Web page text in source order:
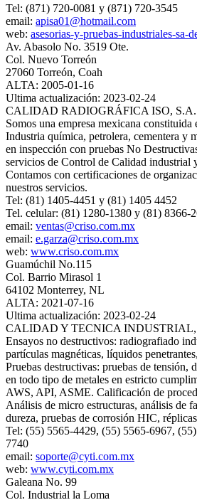
Tel: (871) 720-0081 y (871) 720-3545
email: apisa01@hotmail.com
web: asesorias-y-pruebas-industriales-sa-
Av. Abasolo No. 3519 Ote.
Col. Nuevo Torreón
27060 Torreón, Coah
ALTA: 2005-01-16
Ultima actualización: 2023-02-24
CALIDAD RADIOGRÁFICA ISO, S.A.
Somos una empresa mexicana
Industria química, petrolera, cementera y
en inspección con pruebas No
servicios de Control de Calidad industrial
Contamos con certificaciones de
nuestros servicios.
Tel: (81) 1405-4451 y (81) 1405 4452
Tel. celular: (81) 1280-1380 y (81) 8366-
email: ventas@criso.com.mx
email: e.garza@criso.com.mx
web: www.criso.com.mx
Guamúchil No.115
Col. Barrio Mirasol 1
64102 Monterrey, NL
ALTA: 2021-07-16
Ultima actualización: 2023-02-24
CALIDAD Y TECNICA INDUSTRIAL,
Ensayos no destructivos: radiografiado
partículas magnéticas, líquidos
Pruebas destructivas: pruebas de tensión,
en todo tipo de metales en estricto
AWS, API, ASME. Calificación de
Análisis de micro estructuras, análisis de
dureza, pruebas de corrosión HIC,
Tel: (55) 5565-4429, (55) 5565-6967,
7740
email: soporte@cyti.com.mx
web: www.cyti.com.mx
Galeana No. 99
Col. Industrial la Loma